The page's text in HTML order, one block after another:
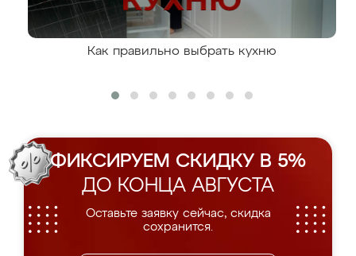
Как правильно выбрать кухню
ФИКСИРУЕМ СКИДКУ В 5%
ДО КОНЦА АВГУСТА
Оставьте заявку сейчас, скидка
сохранится.